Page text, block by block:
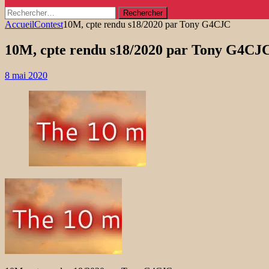
Rechercher :
AccueilContest10M, cpte rendu s18/2020 par Tony G4CJC
10M, cpte rendu s18/2020 par Tony
8 mai 2020